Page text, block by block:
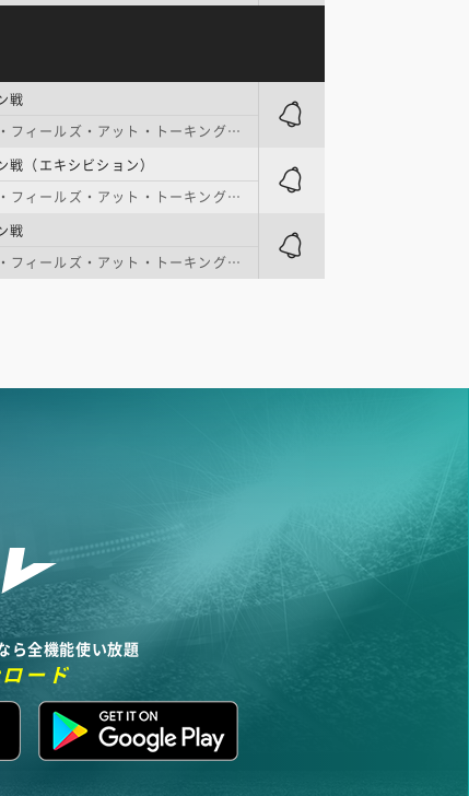
戦
ールズ・アット・トーキング・スティック
エキシビション）
ールズ・アット・トーキング・スティック
戦
ールズ・アット・トーキング・スティック
ら全機能使い放題
ード